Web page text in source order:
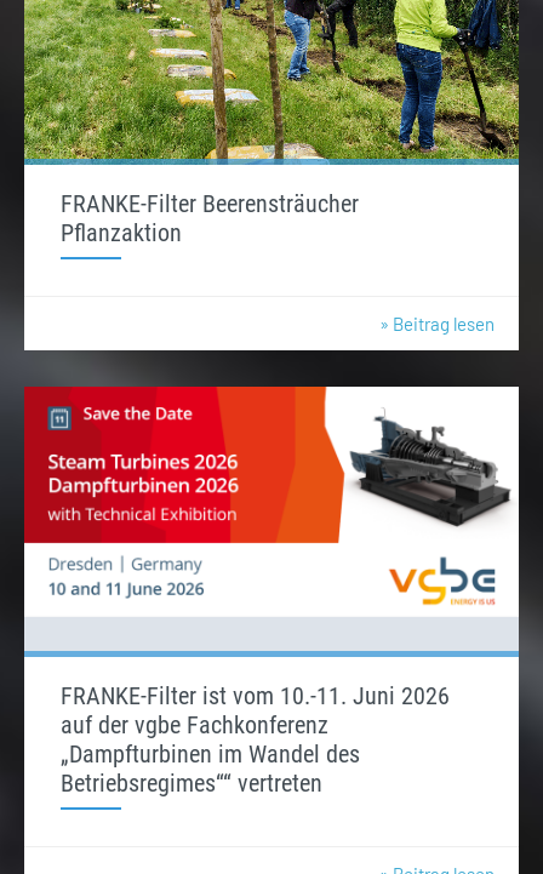
FRANKE-Filter Beerensträucher
Pflanzaktion
» Beitrag lesen
FRANKE-Filter ist vom 10.-11. Juni 2026
auf der vgbe Fachkonferenz
„Dampfturbinen im Wandel des
Betriebsregimes““ vertreten